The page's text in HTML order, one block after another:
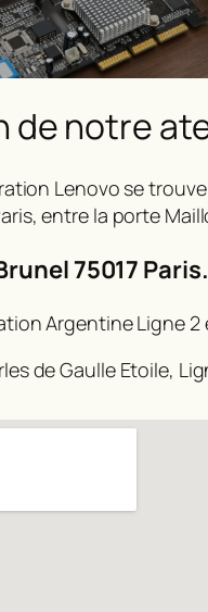
de notre
Lenovo se
entre la porte
75017 Paris.
Argentine Ligne
de Gaulle Etoile,